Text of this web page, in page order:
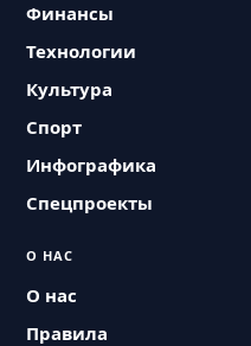
Финансы
Технологии
Культура
Спорт
Инфографика
Спецпроекты
О НАС
О нас
Правила